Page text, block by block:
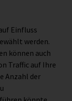
Einfluss
werden.
können auch
Traffic auf Ihre
Anzahl der